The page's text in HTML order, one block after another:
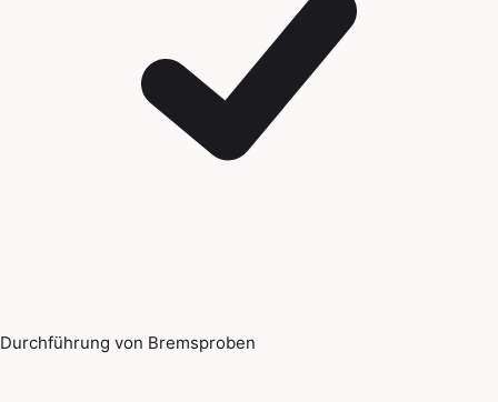
Durchführung von Bremsproben